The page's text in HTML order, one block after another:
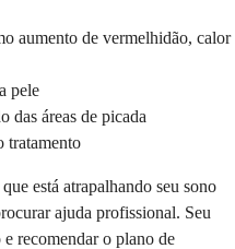
aumento de vermelhidão, calor
pele
das áreas de picada
tratamento
está atrapalhando seu sono
ajuda profissional. Seu
recomendar o plano de